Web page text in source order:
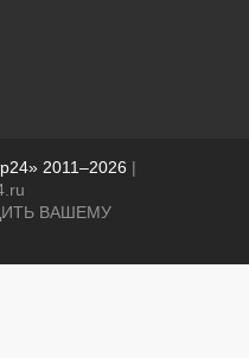
2011–2026 |
ВАШЕМУ